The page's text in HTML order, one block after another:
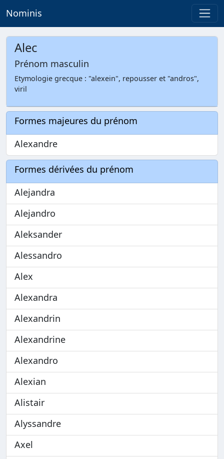
Nominis
Alec
Prénom masculin
Etymologie grecque : "alexein", repousser et "andros",
viril
Formes majeures du prénom
Alexandre
Formes dérivées du prénom
Alejandra
Alejandro
Aleksander
Alessandro
Alex
Alexandra
Alexandrin
Alexandrine
Alexandro
Alexian
Alistair
Alyssandre
Axel